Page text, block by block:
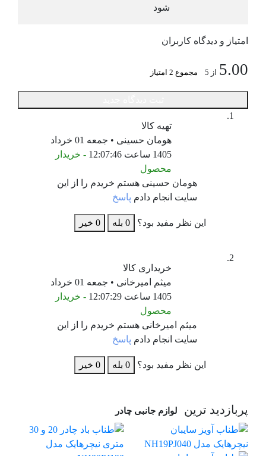
شود
امتیاز و دیدگاه کاربران
5.00 از 5 مجموع 2 امتیاز
تهیه کالا
هومان حسینی • جمعه 01 خرداد
1405 ساعت 12:07:46
- خریدار
محصول
هومان حسینی هستم خریدم را از این
سایت انجام دادم پاسخ
این نظر مفید بود؟ 0 بله 0 خیر
خریداری کالا
میثم امیرخانی • جمعه 01 خرداد
1405 ساعت 12:07:29
- خریدار
محصول
میثم امیرخانی هستم خریدم را از این
سایت انجام دادم پاسخ
این نظر مفید بود؟ 0 بله 0 خیر
پربازدید ترین لوازم جانبی چادر